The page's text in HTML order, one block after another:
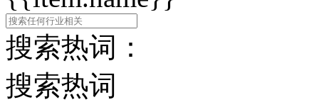
搜索热词：
搜索热词